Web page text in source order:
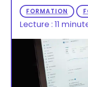
FORMATION
Lecture : 11